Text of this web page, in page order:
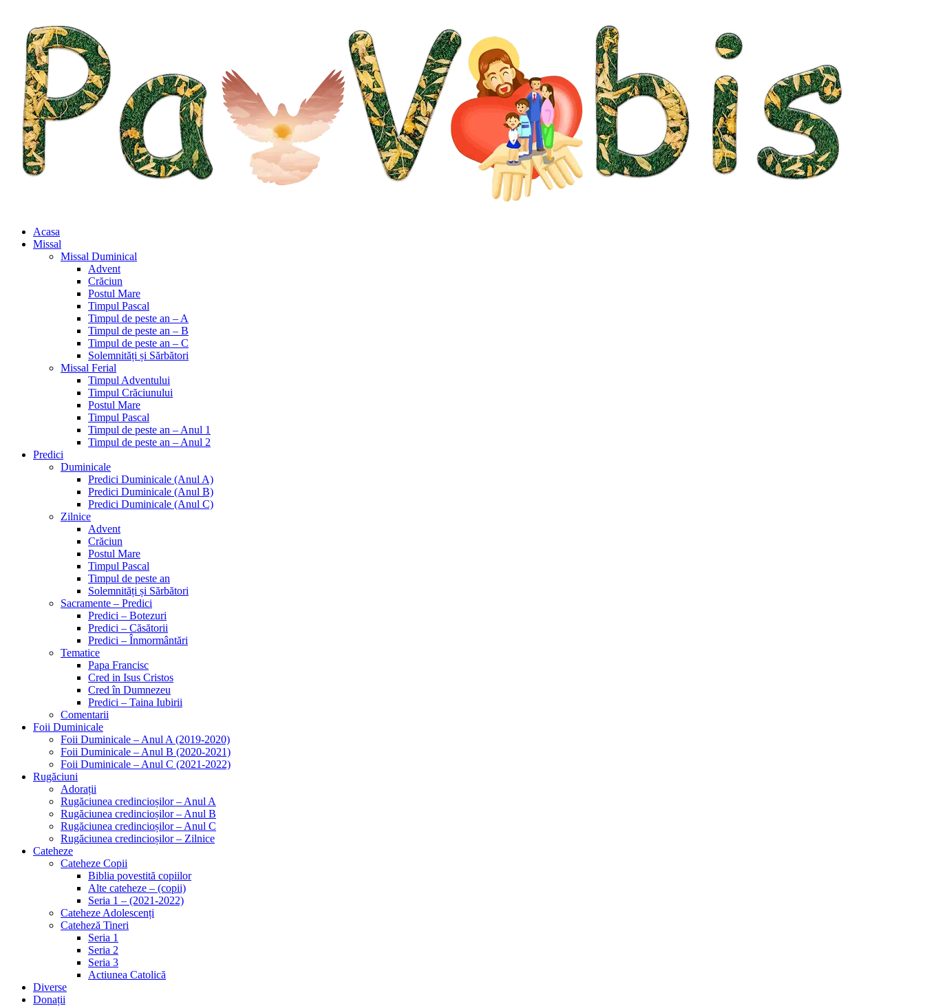
Acasa
Missal
Missal Duminical
Advent
Crăciun
Postul Mare
Timpul Pascal
Timpul de peste an – A
Timpul de peste an – B
Timpul de peste an – C
Solemnități și Sărbători
Missal Ferial
Timpul Adventului
Timpul Crăciunului
Postul Mare
Timpul Pascal
Timpul de peste an – Anul 1
Timpul de peste an – Anul 2
Predici
Duminicale
Predici Duminicale (Anul A)
Predici Duminicale (Anul B)
Predici Duminicale (Anul C)
Zilnice
Advent
Crăciun
Postul Mare
Timpul Pascal
Timpul de peste an
Solemnități și Sărbători
Sacramente – Predici
Predici – Botezuri
Predici – Căsătorii
Predici – Înmormântări
Tematice
Papa Francisc
Cred in Isus Cristos
Cred în Dumnezeu
Predici – Taina Iubirii
Comentarii
Foii Duminicale
Foii Duminicale – Anul A (2019-2020)
Foii Duminicale – Anul B (2020-2021)
Foii Duminicale – Anul C (2021-2022)
Rugăciuni
Adorații
Rugăciunea credincioșilor – Anul A
Rugăciunea credincioșilor – Anul B
Rugăciunea credincioșilor – Anul C
Rugăciunea credincioșilor – Zilnice
Cateheze
Cateheze Copii
Biblia povestită copiilor
Alte cateheze – (copii)
Seria 1 – (2021-2022)
Cateheze Adolescenți
Cateheză Tineri
Seria 1
Seria 2
Seria 3
Actiunea Catolică
Diverse
Donații